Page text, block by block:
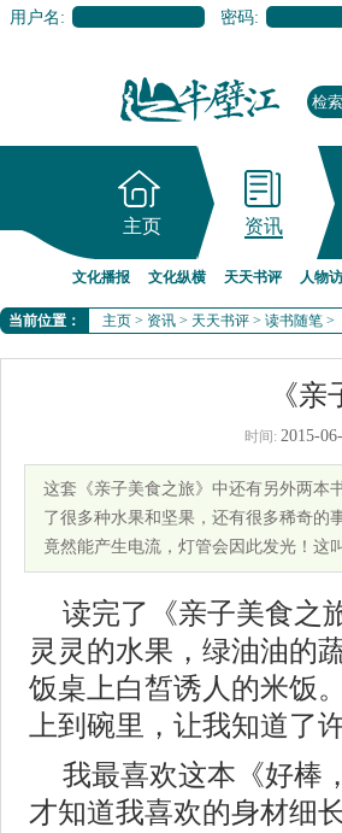
用户名: 密码:
主页 资讯
文化播报 文化纵横 天天书评 人物
当前位置： 主页 > 资讯 > 天天书评 > 读书随笔 >
《
时间: 2015-
这套《亲子美食之旅》中还有另外两本
了很多种水果和坚果，还有很多稀奇的
竟然能产生电流，灯管会因此发光！这
读完了《亲子美食之
灵灵的水果，绿油油的
饭桌上白皙诱人的米饭
上到碗里，让我知道了
我最喜欢这本《好棒
才知道我喜欢的身材细